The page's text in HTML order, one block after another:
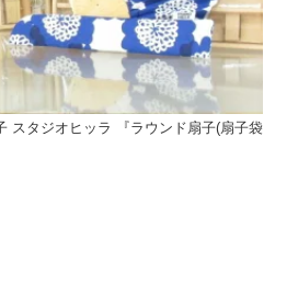
スタジオヒッラ 『ラウンド扇子(扇子袋